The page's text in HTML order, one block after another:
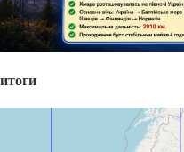
итоги